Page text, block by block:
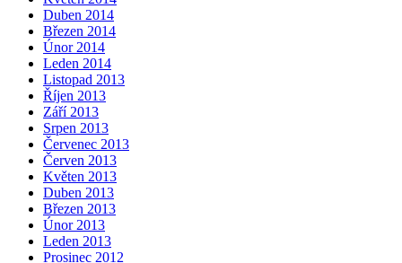
Duben 2014
Březen 2014
Únor 2014
Leden 2014
Listopad 2013
Říjen 2013
Září 2013
Srpen 2013
Červenec 2013
Červen 2013
Květen 2013
Duben 2013
Březen 2013
Únor 2013
Leden 2013
Prosinec 2012